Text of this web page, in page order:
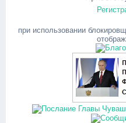
при использовании